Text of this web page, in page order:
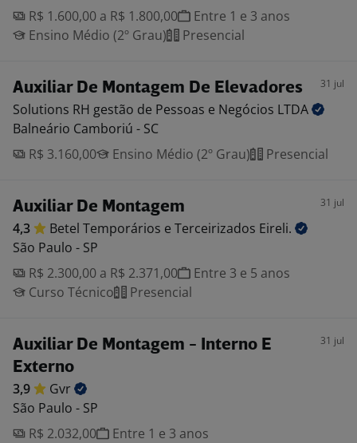
R$ 1.600,00 a R$ 1.800,00
Entre 1 e 3 anos
Ensino Médio (2º Grau)
Presencial
Auxiliar De Montagem De Elevadores 31 jul
Solutions RH gestão de Pessoas e Negócios LTDA
Balneário Camboriú - SC
R$ 3.160,00
Ensino Médio (2º Grau) Presencial
Auxiliar De Montagem 31 jul
4,3 Betel Temporários e Terceirizados Eireli.
São Paulo - SP
R$ 2.300,00 a R$ 2.371,00
Entre 3 e 5 anos
Curso Técnico
Presencial
Auxiliar De Montagem - Interno E
Externo
31 jul
3,9
Gvr
São Paulo - SP
R$ 2.032,00
Entre 1 e 3 anos